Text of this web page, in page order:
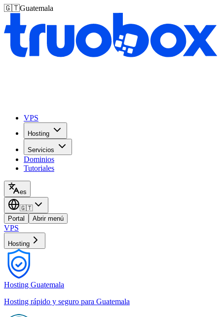
🇬🇹Guatemala
VPS
Hosting
Servicios
Dominios
Tutoriales
es
🇬🇹
Portal
Abrir menú
VPS
Hosting
Hosting Guatemala
Hosting rápido y seguro para Guatemala